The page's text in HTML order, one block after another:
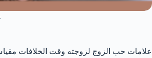
علامات حب الزوج لزوجته وقت الخلافات